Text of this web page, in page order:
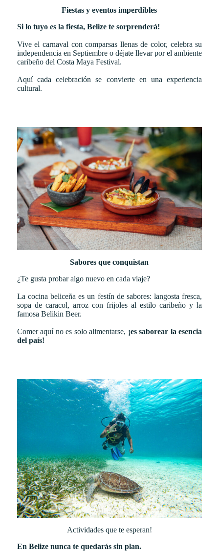
Fiestas y eventos imperdibles
Si lo tuyo es la fiesta, Belize te sorprenderá!
Vive el carnaval con comparsas llenas de color, celebra su
independencia en Septiembre o déjate llevar por el ambiente
caribeño del Costa Maya Festival.
Aquí cada celebración se convierte en una experiencia
cultural.
Sabores que conquistan
¿Te gusta probar algo nuevo en cada viaje?
La cocina beliceña es un festín de sabores: langosta fresca,
sopa de caracol, arroz con frijoles al estilo caribeño y la
famosa Belikin Beer.
Comer aquí no es solo alimentarse, ¡es saborear la esencia
del país!
Actividades que te esperan!
En Belize nunca te quedarás sin plan.